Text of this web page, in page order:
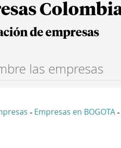
de empresas
- Empresas en BOGOTA -